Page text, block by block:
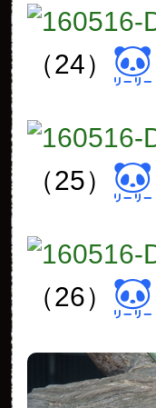
（24）
（25）
（26）